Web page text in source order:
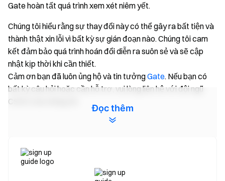
Gate hoàn tất quá trình xem xét niêm yết.
Chúng tôi hiểu rằng sự thay đổi này có thể gây ra bất tiện và
thành thật xin lỗi vì bất kỳ sự gián đoạn nào. Chúng tôi cam
kết đảm bảo quá trình hoán đổi diễn ra suôn sẻ và sẽ cập
nhật kịp thời khi cần thiết.
Cảm ơn bạn đã luôn ủng hộ và tin tưởngGate. Nếu bạn có
bất kỳ câu hỏi hoặc cần hỗ trợ, vui lòng liên hệ với đội ngũ
CSKH của chúng tôi.
Ngày 29 tháng 4 năm 2026
Đọc thêm